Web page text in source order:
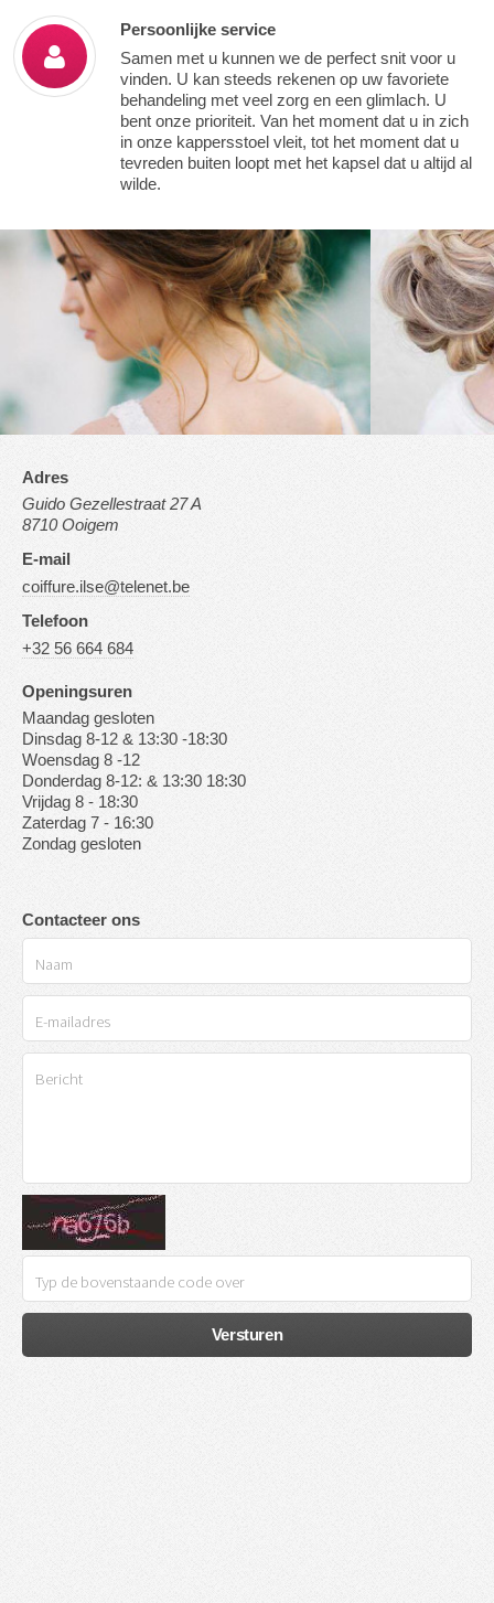
Persoonlijke service
Samen met u kunnen we de perfect snit voor u
vinden. U kan steeds rekenen op uw favoriete
behandeling met veel zorg en een glimlach. U
bent onze prioriteit. Van het moment dat u in zich
in onze kappersstoel vleit, tot het moment dat u
tevreden buiten loopt met het kapsel dat u altijd al
wilde.
Adres
Guido Gezellestraat 27 A
8710 Ooigem
E-mail
coiffure.ilse@telenet.be
Telefoon
+32 56 664 684
Openingsuren
Maandag gesloten
Dinsdag 8-12 & 13:30 -18:30
Woensdag 8 -12
Donderdag 8-12: & 13:30 18:30
Vrijdag 8 - 18:30
Zaterdag 7 - 16:30
Zondag gesloten
Contacteer ons
Versturen